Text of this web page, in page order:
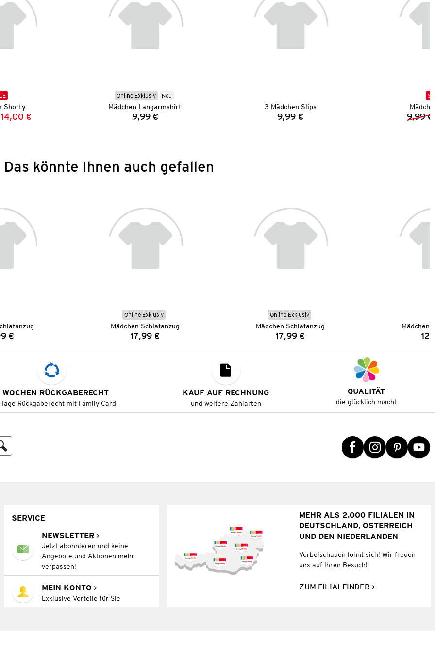
Shorty
Preis:
Preis:
14,00 €
Online Exklusiv Neu
Mädchen Langarmshirt
Preis:
9,99 €
3 Mädchen Slips
Preis:
9,99 € 9,99 €
Das könnte Ihnen auch gefallen
€
Online Exklusiv
Mädchen Schlafanzug
Preis:
17,99 €
Online Exklusiv
Mädchen Schlafanzug
Preis:
17,99 €
Mädchen
RÜCKGABERECHT
Rückgaberecht mit Family Card
KAUF AUF RECHNUNG
und weitere Zahlarten
QUALITÄT
die glücklich macht
SERVICE
NEWSLETTER
Jetzt abonnieren und keine
Angebote und Aktionen mehr
verpassen!
MEIN KONTO
Exklusive Vorteile für Sie
MEHR ALS 2.000 FILIALEN IN
DEUTSCHLAND, ÖSTERREICH
UND DEN NIEDERLANDEN
Vorbeischauen lohnt sich! Wir freuen
uns auf Ihren Besuch!
ZUM FILIALFINDER